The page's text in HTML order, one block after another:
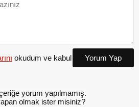
okudum ve kabul
Yorum Yap
yorum yapılmamış.
olmak ister misiniz?